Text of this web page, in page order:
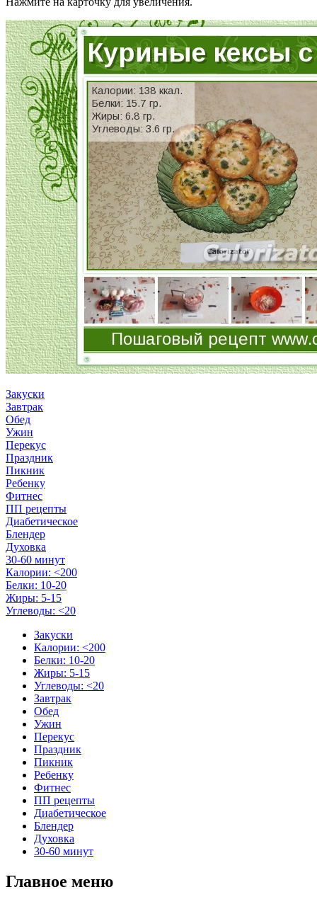
Закуски
Завтрак
Обед
Ужин
Перекус
Праздник
Пикник
Ребенку
Фитнес
ПП рецепты
Диабетическое
Блендер
Духовка
30-60 минут
Калории: <200
Белки: 10-20
Жиры: 5-15
Углеводы: <20
Закуски
Калории: <200
Белки: 10-20
Жиры: 5-15
Углеводы: <20
Завтрак
Обед
Ужин
Перекус
Праздник
Пикник
Ребенку
Фитнес
ПП рецепты
Диабетическое
Блендер
Духовка
30-60 минут
Главное меню